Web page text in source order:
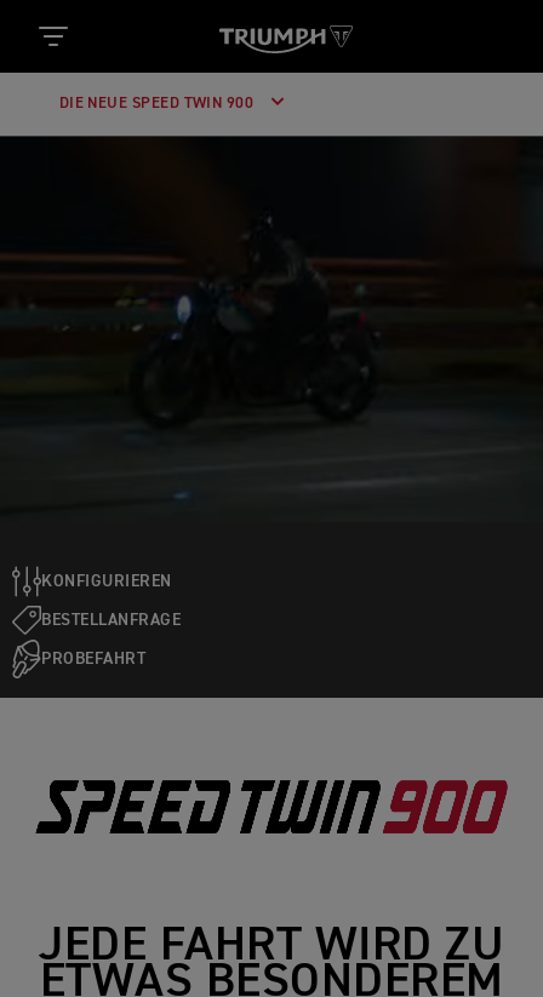
DIE NEUE SPEED TWIN 900
KONFIGURIEREN
BESTELLANFRAGE
PROBEFAHRT
JEDE FAHRT WIRD ZU
ETWAS BESONDEREM